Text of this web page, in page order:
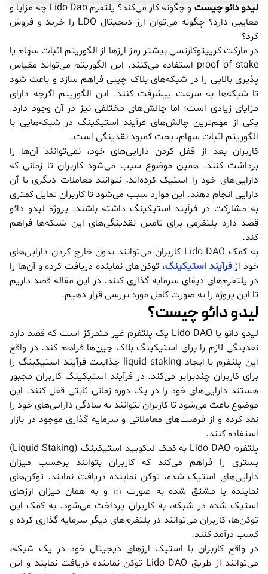
لیدو دائو چیست
و چگونه کار می‌کند؟ پلتفرم Lido Dao چه مزایا و
معایبی دارد؟ چگونه می‌توان ارز دیجیتال LDO را خرید و فروش
کرد؟
در مارکت کریپتوکارنسی بیشتر رمز ارزها از الگوریتم اثبات سهام یا
proof of stake استفاده می‌کنند. این الگوریتم می‌تواند مقیاس
پذیری بالایی را در شبکه‌های بلاک چینی فراهم سازد و باعث شود
تا شبکه‌ها به سرعت پیشرفت کنند. این الگوریتم اگرچه دارای
مزایای زیادی است؛ اما چالش‌های مختلفی نیز در آن وجود دارد.
یکی از مهم‌ترین چالش‌های فرآیند استیکینگ در شبکه‌هایی با
الگوریتم اثبات سهام، بحث کمبود نقدینگی است.
کاربران بعد از قفل کردن دارایی‌های خود، نمی‌توانند آن‌ها را
برداشت کنند. همین موضوع سبب می‌شود کاربران تا زمانی که
دارایی‌های خود را استیک کرده‌اند، نتوانند معاملات دیگری با آن
دارایی انجام دهند. این موارد سبب می‌شود تا کاربران تمایل کمتری
به مشارکت در فرآیند استیکینگ داشته باشند. پروژه لیدو دائو
قصد دارد پلتفرمی برای تامین نقدینگی‌های این شبکه‌ها فراهم
کند.
به کمک Lido DAO کاربران می‌توانند بدون خارج کردن دارایی‌های
خود از فرآیند استیکینگ، توکن‌های نماینده دریافت کرده و آن‌ها را
در پلتفرم‌های دیفای سرمایه گذاری کنند. در این مقاله قصد داریم
تا این پروژه را به صورت کامل مورد بررسی قرار دهیم.
لیدو دائو چیست؟
لیدو دائو یا Lido DAO یک پلتفرم غیر متمرکز است که قصد دارد
نقدینگی لازم را برای استیکینگ بلاک چین‌ها فراهم کند. در واقع
این پلتفرم با ایجاد liquid staking جذابیت فرآیند استیکینگ را
برای کاربران چندبرابر می‌کند. در فرآیند استیکینگ کاربران مجبور
هستند دارایی‌های خود را در یک دوره زمانی ثابتی قفل کنند. این
موضوع باعث می‌شود تا کاربران نتوانند به سادگی دارایی‌های خود را
نقد کرده و از فرصت‌های معاملاتی و سرمایه گذاری موجود در بازار
استفاده کنند.
پلتفرم Lido DAO به کمک لیکویید استیکینگ (Liquid Staking)
بستری را فراهم می‌کند که کاربران بتوانند برحسب میزان
دارایی‌های استیک شده، توکن نماینده دریافت نمایند. توکن‌های
نماینده یا مشتق شده به صورت 1:1 و به همان میزان ارزهای
استیک شده در شبکه، به کاربران پرداخت می‌شود. به کمک این
توکن‌ها، کاربران می‌توانند در پلتفرم‌های دیگر سرمایه گذاری کرده و
کسب درآمد کنند.
در واقع کاربران با استیک ارزهای دیجیتال خود در یک شبکه،
می‌توانند از طریق Lido DAO توکن نماینده دریافت نمایند و این